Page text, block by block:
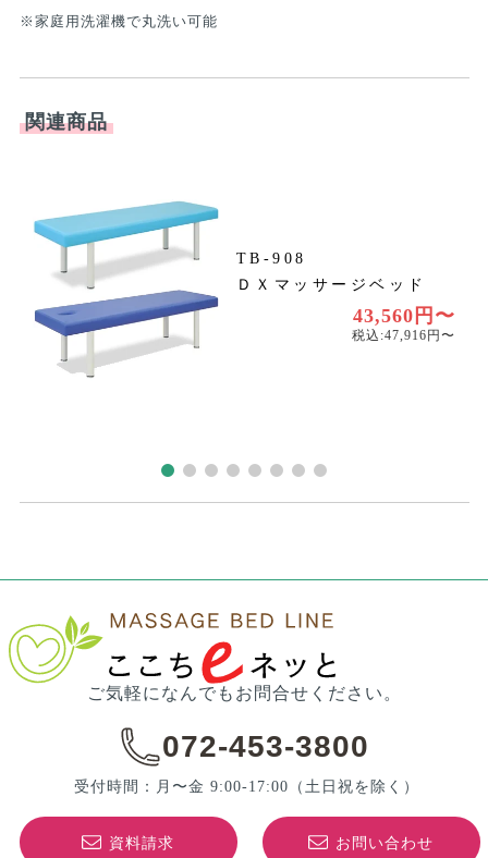
※家庭用洗濯機で丸洗い可能
関連商品
TB-908
ＤＸマッサージベッド
43,560円〜
税込:47,916円〜
ご気軽になんでもお問合せください。
072-453-3800
受付時間：月〜金 9:00-17:00 （土日祝を除く）
資料請求 お問い合わせ